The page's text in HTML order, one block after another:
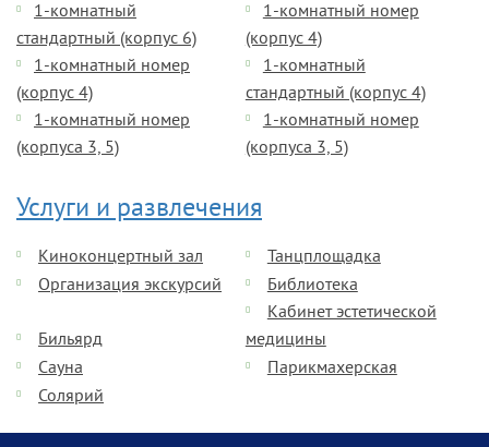
1-комнатный
стандартный (корпус 6)
1-комнатный номер
(корпус 4)
1-комнатный номер
(корпус 4)
1-комнатный
стандартный (корпус 4)
1-комнатный номер
(корпуса 3, 5)
1-комнатный номер
(корпуса 3, 5)
Услуги и развлечения
Киноконцертный зал
Танцплощадка
Организация экскурсий
Библиотека
Бильярд
Кабинет эстетической
медицины
Сауна
Парикмахерская
Солярий